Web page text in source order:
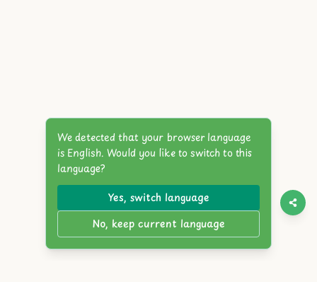
We detected that your browser language
is English. Would you like to switch to this
language?
Yes, switch language
No, keep current language